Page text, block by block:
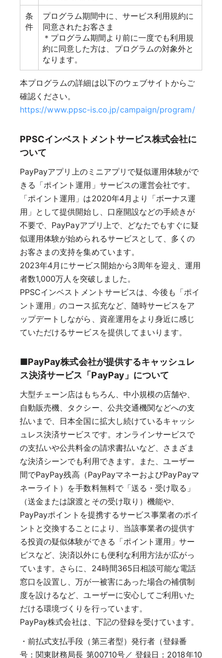
条
件
プログラム期間中に、サービス利用規約に
同意されたお客さま
＊プログラム期間より前に一度でも利用規
約に同意した方は、プログラムの対象外と
なります。
本プログラムの詳細は以下のウェブサイトからご
確認ください。
https://www.ppsc-is.co.jp/campaign/program/
PPSCインベストメントサービス株式会社に
ついて
PayPayアプリ上のミニアプリで疑似運⽤体験がで
きる「ポイント運⽤」サービスの運営会社です。
「ポイント運用」は2020年4⽉より「ボーナス運
用」として提供開始し、⼝座開設などの⼿続きが
不要で、PayPayアプリ上で、どなたでもすぐに疑
似運⽤体験が始められるサービスとして、多くの
お客さまの⽀持を集めています。
2023年4月にサービス開始から3周年を迎え、運用
者数1,000万人を突破しました。
PPSCインベストメントサービスは、今後も「ポイ
ント運用」のコース拡充など、随時サービスをア
ップデートしながら、資産運用をより身近に感じ
ていただけるサービスを提供してまいります。
■PayPay株式会社が提供するキャッシュレ
ス決済サービス「PayPay」について
大型チェーン店はもちろん、中小規模の店舗や、
自動販売機、タクシー、公共交通機関などへの支
払いまで、日本全国に拡大し続けているキャッシ
ュレス決済サービスです。オンラインサービスで
の支払いや公共料金の請求書払いなど、さまざま
な決済シーンでも利用できます。また、ユーザー
間でPayPay残高（PayPayマネーおよびPayPayマ
ネーライト）を手数料無料で「送る・受け取る」
（送金または譲渡とその受け取り）機能や、
PayPayポイントを提携するサービス事業者のポイ
ントと交換することにより、当該事業者の提供す
る投資の疑似体験ができる「ポイント運用」サー
ビスなど、決済以外にも便利な利用方法が広がっ
ています。さらに、24時間365日相談可能な電話
窓口を設置し、万が一被害にあった場合の補償制
度を設けるなど、ユーザーに安心してご利用いた
だける環境づくりを行っています。
PayPay株式会社は、下記の登録を受けています。
・前払式支払手段（第三者型）発行者（登録番
号：関東財務局長 第00710号／ 登録日：2018年10